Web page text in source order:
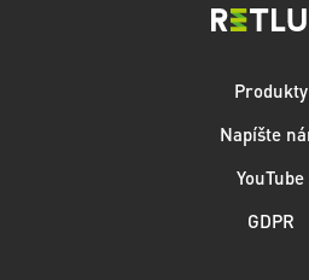
Produkty
Napíšte
YouTube
GDPR